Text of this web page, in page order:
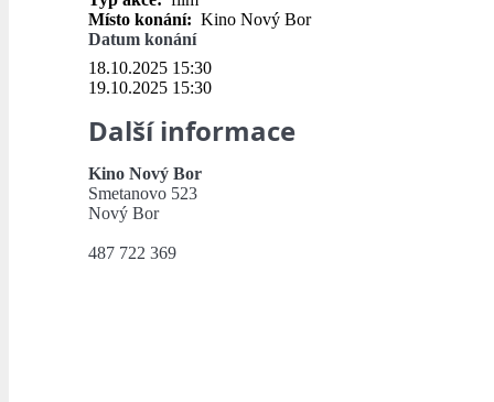
Místo konání: Kino Nový Bor
Datum konání
18.10.2025 15:30
19.10.2025 15:30
Další informace
Kino Nový Bor
Smetanovo 523
Nový Bor
487 722 369